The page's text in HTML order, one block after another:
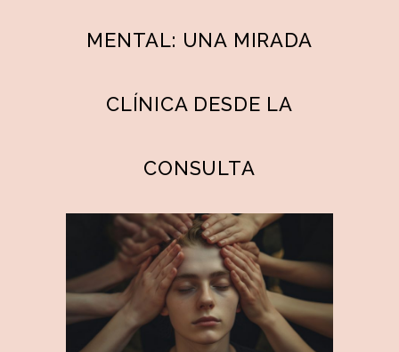
MENTAL: UNA MIRADA
CLÍNICA DESDE LA
CONSULTA